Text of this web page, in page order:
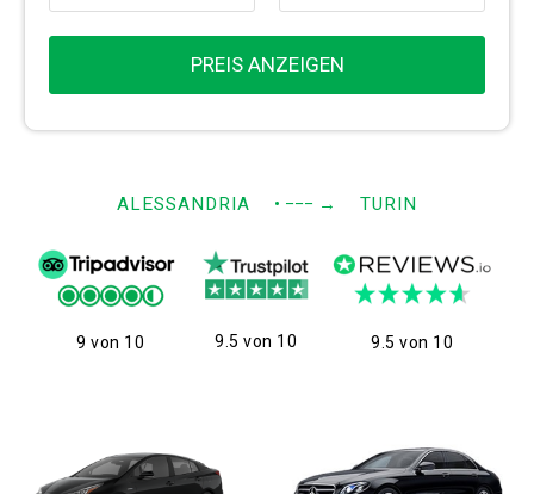
PREIS ANZEIGEN
ALESSANDRIA • −−− → TURIN
9 von 10 9.5 von 10 9.5 von 10